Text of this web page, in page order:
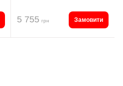
5 755 грн Замовити